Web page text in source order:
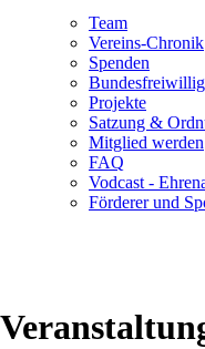
Navigation
überspringen
Team
Vereins-Chronik
Spenden
Projekte
Satzung &
Mitglied werden
FAQ
Vodcast -
Förderer und